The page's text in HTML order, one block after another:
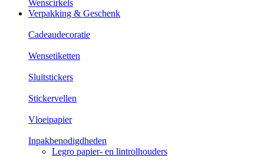
Wenscirkels
Verpakking & Geschenk
Cadeaudecoratie
Wensetiketten
Sluitstickers
Stickervellen
Vloeipapier
Inpakbenodigdheden
Legro papier- en lintrolhouders